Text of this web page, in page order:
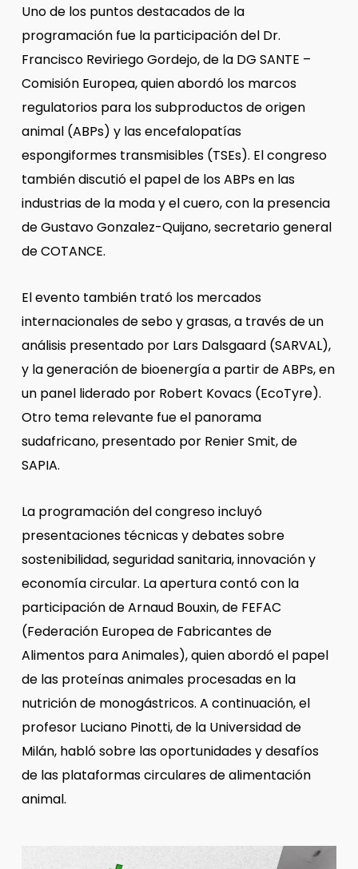
Uno de los puntos destacados de la
programación fue la participación del Dr.
Francisco Reviriego Gordejo, de la DG SANTE –
Comisión Europea, quien abordó los marcos
regulatorios para los subproductos de origen
animal (ABPs) y las encefalopatías
espongiformes transmisibles (TSEs). El congreso
también discutió el papel de los ABPs en las
industrias de la moda y el cuero, con la presencia
de Gustavo Gonzalez-Quijano, secretario general
de COTANCE.
El evento también trató los mercados
internacionales de sebo y grasas, a través de un
análisis presentado por Lars Dalsgaard (SARVAL),
y la generación de bioenergía a partir de ABPs, en
un panel liderado por Robert Kovacs (EcoTyre).
Otro tema relevante fue el panorama
sudafricano, presentado por Renier Smit, de
SAPIA.
La programación del congreso incluyó
presentaciones técnicas y debates sobre
sostenibilidad, seguridad sanitaria, innovación y
economía circular. La apertura contó con la
participación de Arnaud Bouxin, de FEFAC
(Federación Europea de Fabricantes de
Alimentos para Animales), quien abordó el papel
de las proteínas animales procesadas en la
nutrición de monogástricos. A continuación, el
profesor Luciano Pinotti, de la Universidad de
Milán, habló sobre las oportunidades y desafíos
de las plataformas circulares de alimentación
animal.